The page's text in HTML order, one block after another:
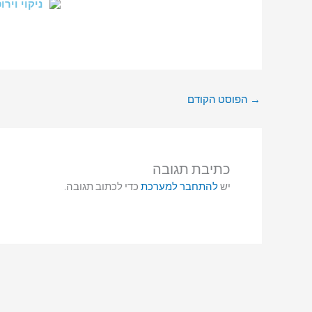
→ הפוסט הקודם
כתיבת תגובה
ישלהתחבר למערכת כדי לכתוב תגובה.